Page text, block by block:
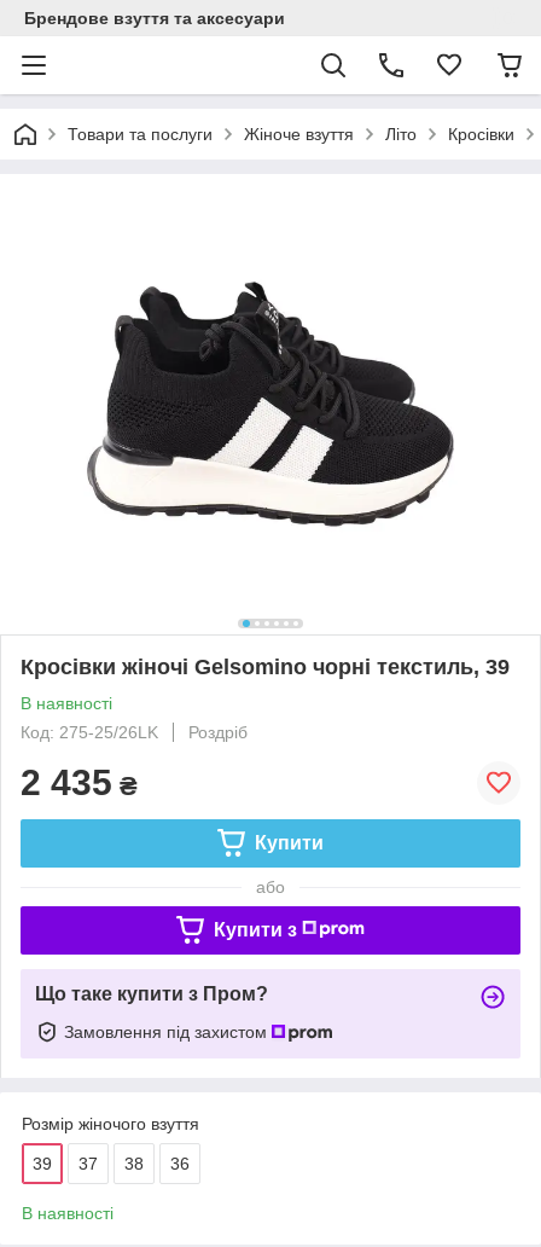
Брендове взуття та аксесуари
Товари та послуги Жіноче взуття Літо Кросівки
Кросівки жіночі Gelsomino чорні текстиль, 39
В наявності
Код: 275-25/26LK
Роздріб
2 435 ₴
Купити
або
Купити з
Що таке купити з Пром?
Замовлення під захистом
Розмір жіночого взуття
39 37 38 36
В наявності